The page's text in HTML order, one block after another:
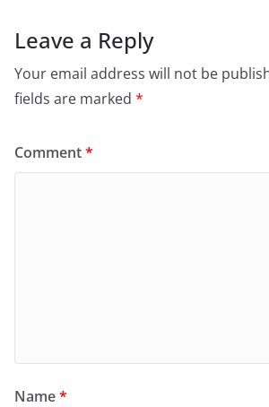
Leave a Reply
Your email address will not be
fields are marked *
Comment*
Name*